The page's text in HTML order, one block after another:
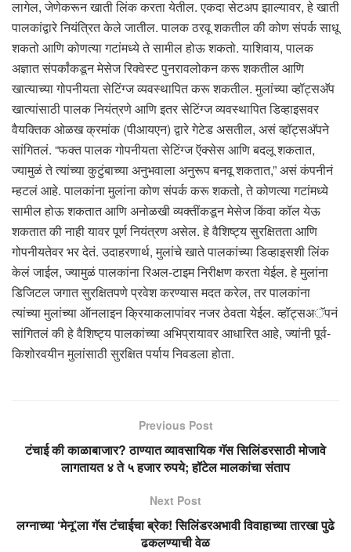
लागेल, जेणेकरून खाती लिंक करता येतील. एकदा सेटअप झाल्यावर, हे खाती
पालकांद्वारे नियंत्रित केले जातील. पालक ठरवू शकतील की कोण संपर्क साधू
शकतो आणि कोणत्या गटांमध्ये ते सामील होऊ शकतो. याशिवाय, पालक
अज्ञात संपर्कांकडून मेसेज रिक्वेस्ट पुनरावलोकन करू शकतील आणि
खात्याच्या गोपनीयता सेटिंग्ज व्यवस्थापित करू शकतील. मुलांच्या व्हॉट्सअ‍ॅप
खात्यांसाठी पालक नियंत्रणे आणि इतर सेटिंग्ज व्यवस्थापित डिव्हाइसवर
वैयक्तिक ओळख क्रमांक (पीआयएन) द्वारे गेटेड असतील, असं व्हॉट्सअ‍ॅपने
सांगितलं. “फक्त पालक गोपनीयता सेटिंग्ज ऍक्सेस आणि बदलू शकतात,
ज्यामुळं ते त्यांच्या कुटुंबाच्या अनुभवाला अनुरूप बनवू शकतात,” असं कंपनीनं
म्हटलं आहे. पालकांना मुलांना कोण संपर्क करू शकतो, ते कोणत्या गटांमध्ये
सामील होऊ शकतात आणि अनोळखी व्यक्तींकडून मेसेज किंवा कॉल येऊ
शकतात की नाही यावर पूर्ण नियंत्रण असेल. हे वैशिष्ट्य सुरक्षितता आणि
गोपनीयतेवर भर देतं. उदाहरणार्थ, मुलांचे खाते पालकांच्या डिव्हाइसशी लिंक
केलं जाईल, ज्यामुळं पालकांना रिअल-टाइम निरीक्षण करता येईल. हे मुलांना
डिजिटल जगात सुरक्षितपणे प्रवेश करण्यास मदत करेल, तर पालकांना
त्यांच्या मुलांच्या ऑनलाइन क्रियाकलापांवर नजर ठेवता येईल. व्हॉट्सअॅपनं
सांगितलं की हे वैशिष्ट्य पालकांच्या अभिप्रायावर आधारित आहे, ज्यांनी पूर्व-
किशोरवयीन मुलांसाठी सुरक्षित पर्याय निवडला होता.
Previous Post
टंचाई की काळाबाजार? ठाण्यात व्यावसायिक गॅस सिलिंडरसाठी मोजावे
लागतायत ४ ते ५ हजार रुपये; हॉटेल मालकांचा संताप
Next Post
लग्नाच्या ‘मेनू’ला गॅस टंचाईचा ब्रेक! सिलिंडरअभावी विवाहाच्या तारखा पुढे
ढकलण्याची वेळ